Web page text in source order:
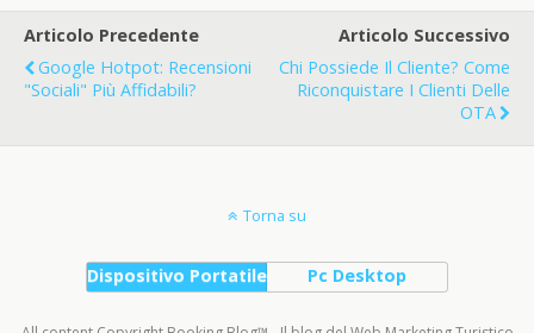
Articolo Precedente
Google Hotpot: Recensioni
"sociali" Più Affidabili?
Articolo Successivo
Chi Possiede Il Cliente? Come
Riconquistare I Clienti Delle
OTA
Torna su
Dispositivo Portatile Pc Desktop